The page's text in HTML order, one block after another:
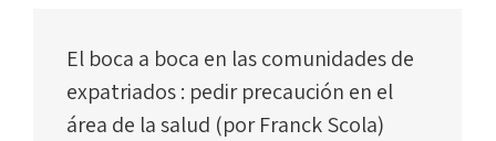
El boca a boca en las comunidades de
expatriados : pedir precaución en el
área de la salud (por Franck Scola)